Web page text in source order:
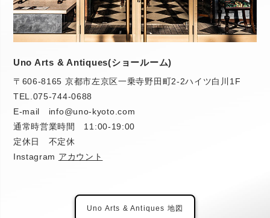
Uno Arts & Antiques(ショールーム)
〒606-8165 京都市左京区一乗寺野田町2-2ハイツ白川1F
TEL.075-744-0688
E-mail info@uno-kyoto.com
通常時営業時間 11:00-19:00
定休日 不定休
Instagram アカウント
Uno Arts & Antiques 地図